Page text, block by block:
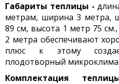
Габариты теплицы -
метрам, ширина 3 метра,
89 см, высота 1 метр 75
2 метра обеспечивают
плюс к этому
плодотворный
Комплектация